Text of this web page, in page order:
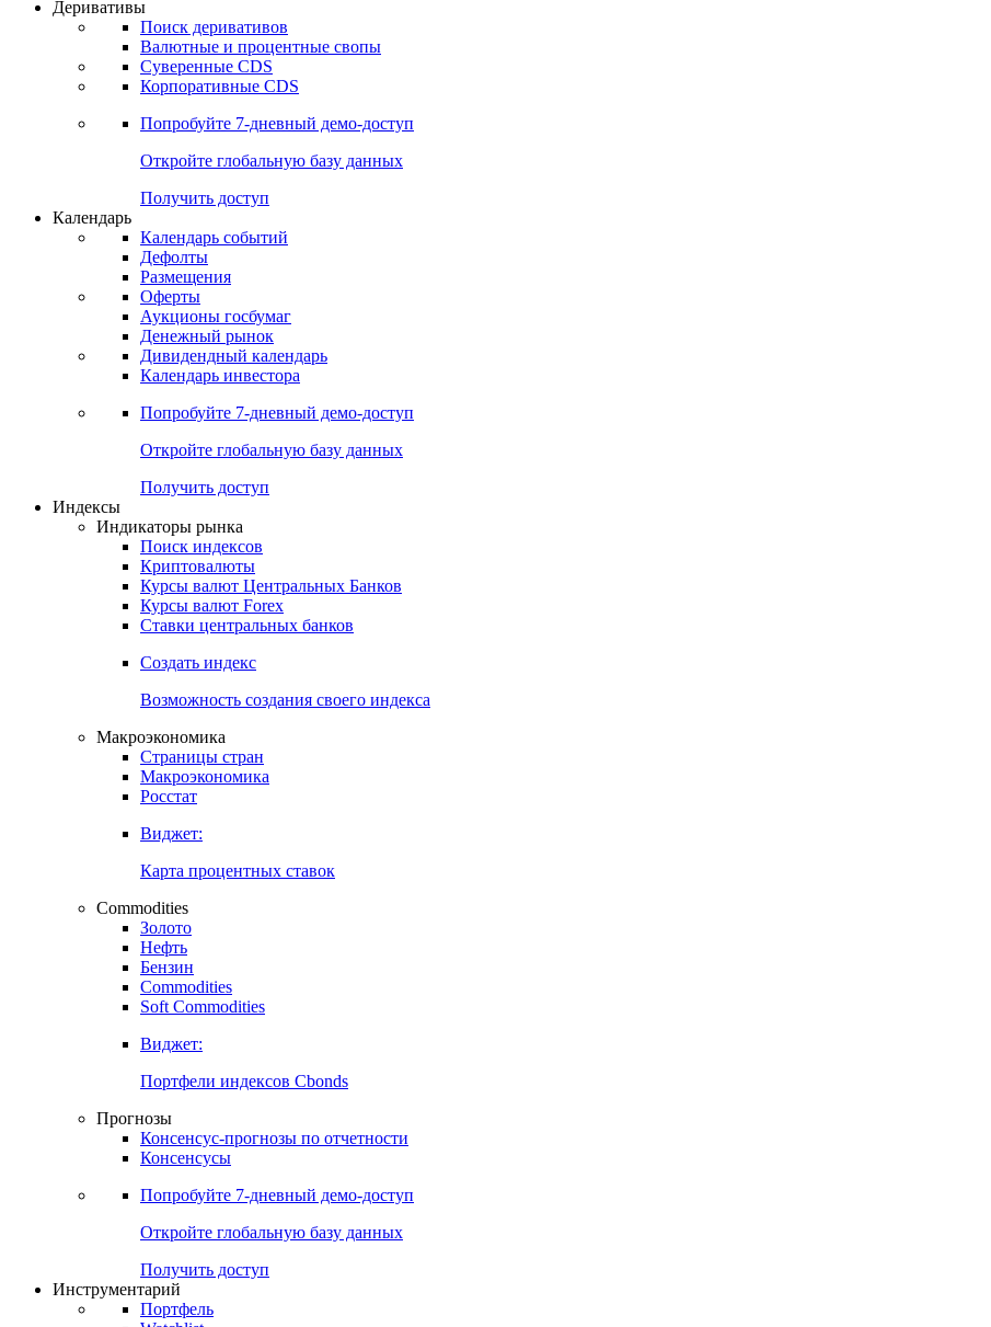
Откройте глобальную базу данных
Получить доступ
Деривативы
Поиск деривативов
Валютные и процентные свопы
Суверенные CDS
Корпоративные CDS
Попробуйте7-дневный
Откройте глобальную базу данных
Получить доступ
Календарь
Календарь событий
Дефолты
Размещения
Оферты
Аукционы госбумаг
Денежный рынок
Дивидендный календарь
Календарь инвестора
Попробуйте7-дневный
Получить доступ
Индикаторы рынка
Поиск индексов
Криптовалюты
Курсы валют Центральных Банков
Курсы валют Forex
Ставки центральных банков
Создать индекс
Возможность создания своего индекса
Макроэкономика
Страницы стран
Макроэкономика
Росстат
Виджет:
Карта процентных ставок
Commodities
Золото
Нефть
Бензин
Commodities
Soft Commodities
Виджет:
Портфели индексов Cbonds
Прогнозы
Консенсус-прогнозы по отчетности
Консенсусы
Попробуйте7-дневный
Откройте глобальную базу данных